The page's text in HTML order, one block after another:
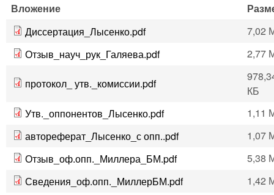
Вложение
Диссертация_Лысенко.pdf
7,02
Отзыв_науч_рук_Галяева.pdf
2,77
протокол_ утв._комиссии.pdf
КБ
Утв._оппонентов_Лысенко.pdf
1,11
автореферат_Лысенко_с опп..pdf
1,07
Отзыв_оф.опп._Миллера_БМ.pdf
5,38
Сведения_оф.опп._МиллерБМ.pdf
1,42